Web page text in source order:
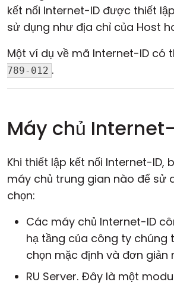
kết nối Internet-ID được thiết
sử dụng như địa chỉ của Host
Một ví dụ về mã Internet-ID có
789-012 .
Máy chủ
Khi thiết lập kết nối Internet-ID,
máy chủ trung gian nào để sử
chọn:
Các máy chủ Internet-ID
hạ tầng của công ty chúng
chọn mặc định và đơn giản
RU Server. Đây là một